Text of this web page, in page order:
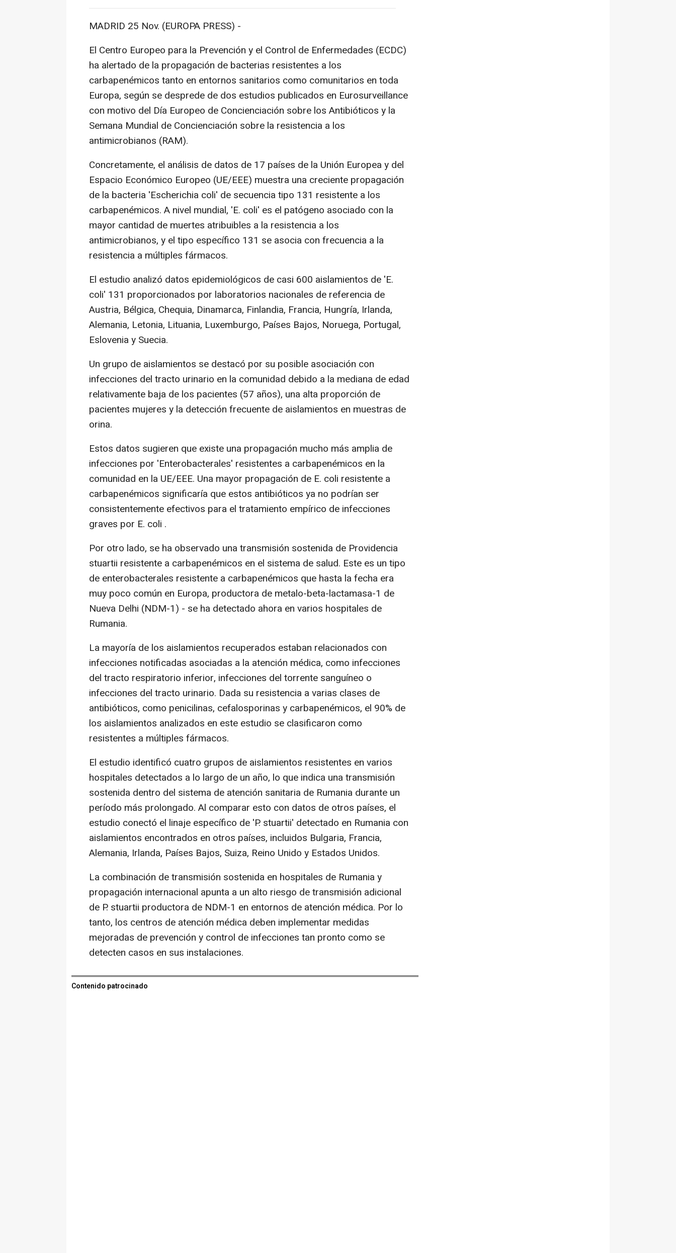
MADRID 25 Nov. (EUROPA PRESS) -
El Centro Europeo para la Prevención y el Control de Enfermedades (ECDC)
ha alertado de la propagación de bacterias resistentes a los
carbapenémicos tanto en entornos sanitarios como comunitarios en toda
Europa, según se desprede de dos estudios publicados en Eurosurveillance
con motivo del Día Europeo de Concienciación sobre los Antibióticos y la
Semana Mundial de Concienciación sobre la resistencia a los
antimicrobianos (RAM).
Concretamente, el análisis de datos de 17 países de la Unión Europea y del
Espacio Económico Europeo (UE/EEE) muestra una creciente propagación
de la bacteria 'Escherichia coli' de secuencia tipo 131 resistente a los
carbapenémicos. A nivel mundial, 'E. coli' es el patógeno asociado con la
mayor cantidad de muertes atribuibles a la resistencia a los
antimicrobianos, y el tipo específico 131 se asocia con frecuencia a la
resistencia a múltiples fármacos.
El estudio analizó datos epidemiológicos de casi 600 aislamientos de 'E.
coli' 131 proporcionados por laboratorios nacionales de referencia de
Austria, Bélgica, Chequia, Dinamarca, Finlandia, Francia, Hungría, Irlanda,
Alemania, Letonia, Lituania, Luxemburgo, Países Bajos, Noruega, Portugal,
Eslovenia y Suecia.
Un grupo de aislamientos se destacó por su posible asociación con
infecciones del tracto urinario en la comunidad debido a la mediana de edad
relativamente baja de los pacientes (57 años), una alta proporción de
pacientes mujeres y la detección frecuente de aislamientos en muestras de
orina.
Estos datos sugieren que existe una propagación mucho más amplia de
infecciones por 'Enterobacterales' resistentes a carbapenémicos en la
comunidad en la UE/EEE. Una mayor propagación de E. coli resistente a
carbapenémicos significaría que estos antibióticos ya no podrían ser
consistentemente efectivos para el tratamiento empírico de infecciones
graves por E. coli .
Por otro lado, se ha observado una transmisión sostenida de Providencia
stuartii resistente a carbapenémicos en el sistema de salud. Este es un tipo
de enterobacterales resistente a carbapenémicos que hasta la fecha era
muy poco común en Europa, productora de metalo-beta-lactamasa-1 de
Nueva Delhi (NDM-1) - se ha detectado ahora en varios hospitales de
Rumania.
La mayoría de los aislamientos recuperados estaban relacionados con
infecciones notificadas asociadas a la atención médica, como infecciones
del tracto respiratorio inferior, infecciones del torrente sanguíneo o
infecciones del tracto urinario. Dada su resistencia a varias clases de
antibióticos, como penicilinas, cefalosporinas y carbapenémicos, el 90% de
los aislamientos analizados en este estudio se clasificaron como
resistentes a múltiples fármacos.
El estudio identificó cuatro grupos de aislamientos resistentes en varios
hospitales detectados a lo largo de un año, lo que indica una transmisión
sostenida dentro del sistema de atención sanitaria de Rumania durante un
período más prolongado. Al comparar esto con datos de otros países, el
estudio conectó el linaje específico de 'P. stuartii' detectado en Rumania con
aislamientos encontrados en otros países, incluidos Bulgaria, Francia,
Alemania, Irlanda, Países Bajos, Suiza, Reino Unido y Estados Unidos.
La combinación de transmisión sostenida en hospitales de Rumania y
propagación internacional apunta a un alto riesgo de transmisión adicional
de P. stuartii productora de NDM-1 en entornos de atención médica. Por lo
tanto, los centros de atención médica deben implementar medidas
mejoradas de prevención y control de infecciones tan pronto como se
detecten casos en sus instalaciones.
Contenido patrocinado